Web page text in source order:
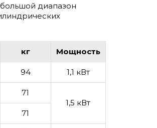
диапазон
кг Мощность
94 1,1 кВт
71
1,5 кВт
71